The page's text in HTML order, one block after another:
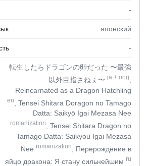
-
японский
-
転生したらドラゴンの卵だった 〜最強
以外目指さねぇ〜ja + orig
Reincarnated as a Dragon Hatchling
en
, Tensei Shitara Doragon no Tamago
Datta: Saikyō Igai Mezasa Nee
romanization
, Tensei Shitara Dragon no
Tamago Datta: Saikyou Igai Mezasa
Nee romanization
, Перерождение в
яйцо дракона: Я стану сильнейшим ru